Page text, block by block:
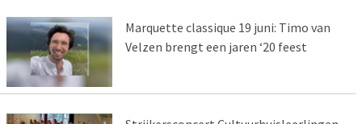
Marquette classique 19 juni: Timo van
Velzen brengt een jaren ‘20 feest